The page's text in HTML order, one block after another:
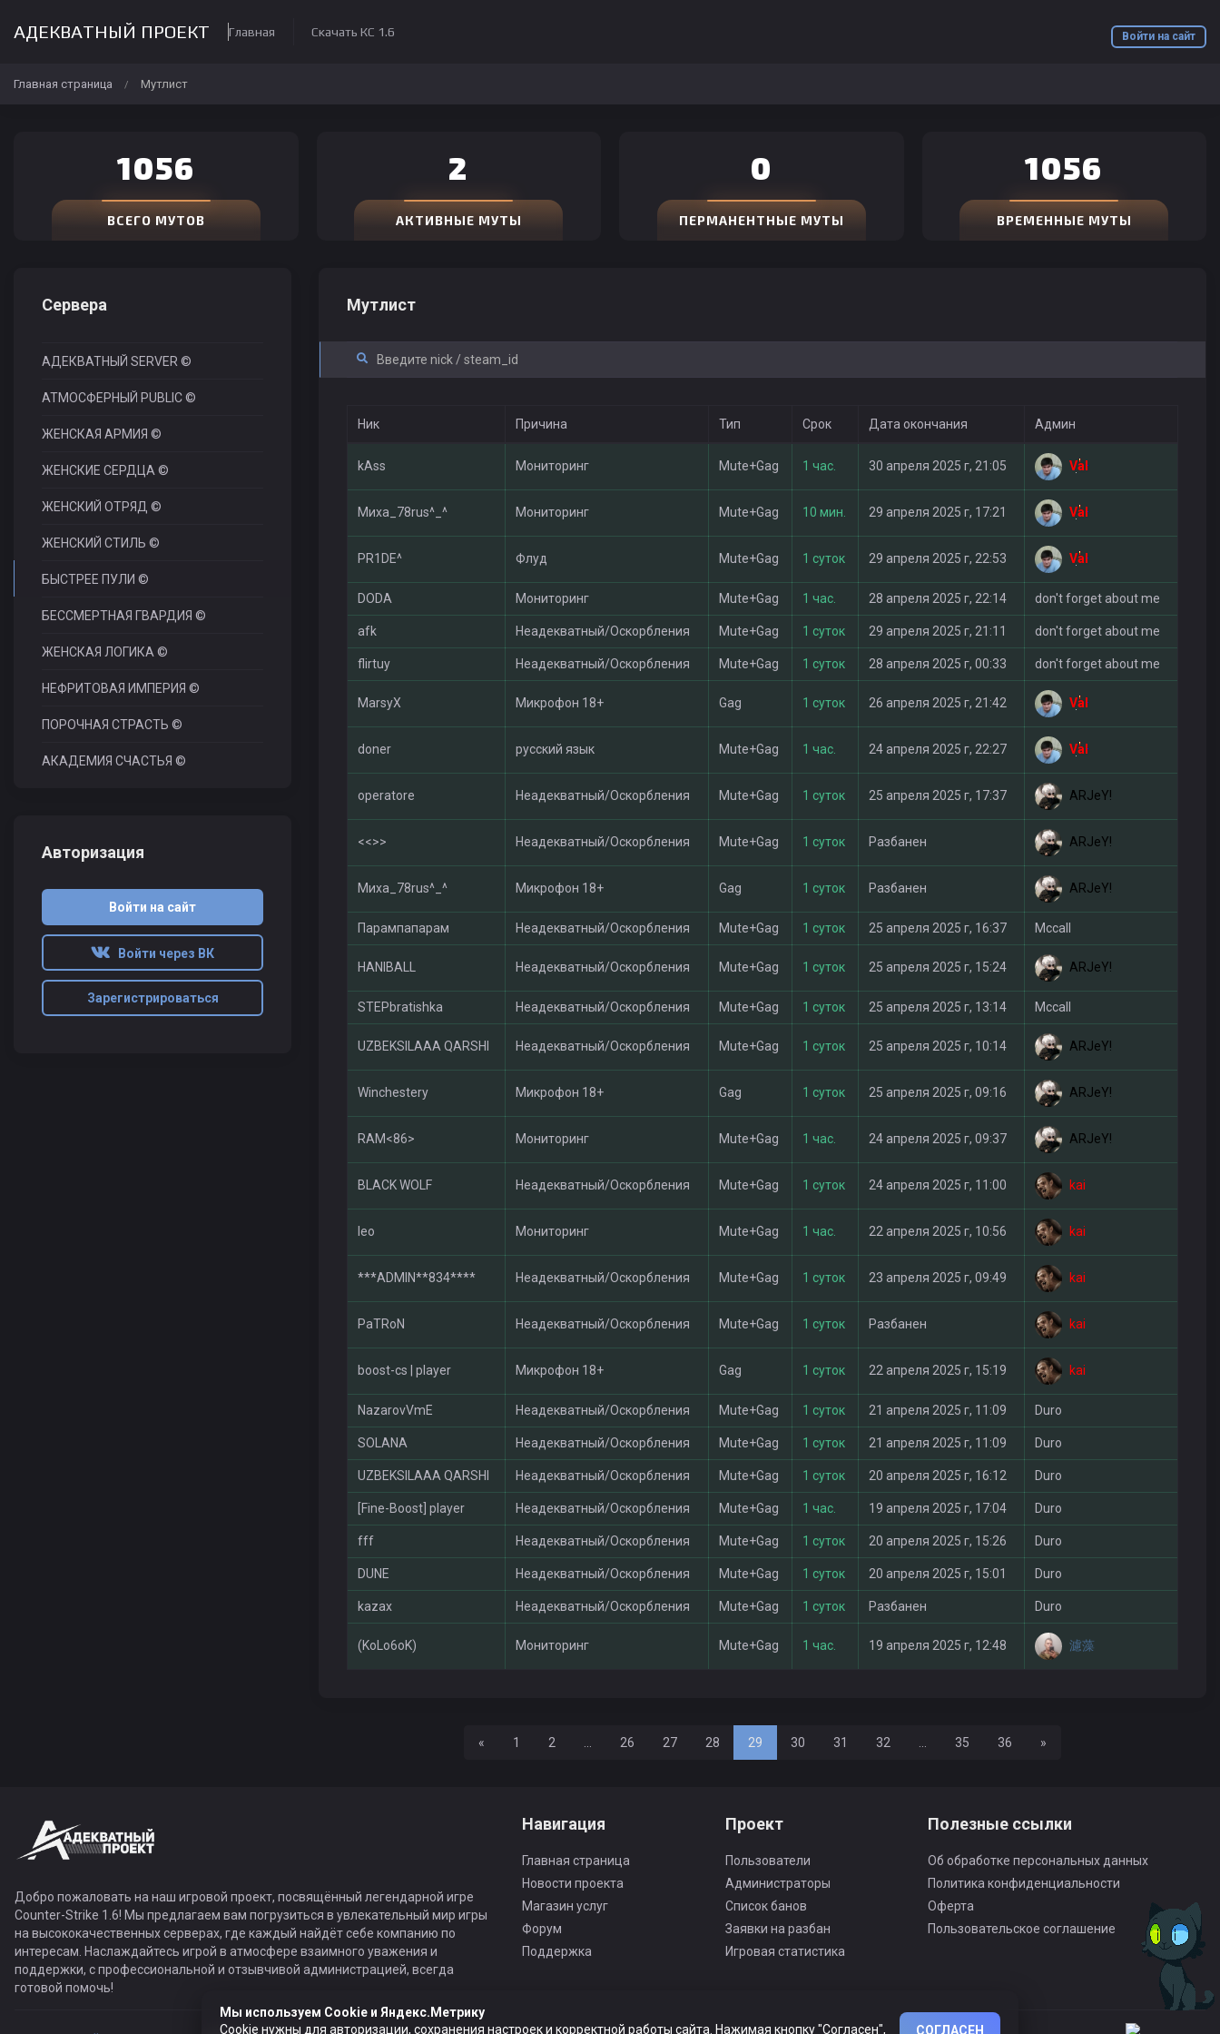
Войти на сайт
АДЕКВАТНЫЙ ПРОЕКТ Главная Скачать КС 1.6
Главная страница / Мутлист
1056
ВСЕГО МУТОВ
2
АКТИВНЫЕ МУТЫ
0
ПЕРМАНЕНТНЫЕ МУТЫ
1056
ВРЕМЕННЫЕ МУТЫ
Мутлист
Ник Причина Тип Срок Дата окончания Админ
kAss Мониторинг Mute+Gag 1 час. 30 апреля 2025 г, 21:05 Val
Миха_78rus^_^ Мониторинг Mute+Gag 10 мин. 29 апреля 2025 г, 17:21 Val
PR1DE^ Флуд Mute+Gag 1 суток 29 апреля 2025 г, 22:53 Val
DODA Мониторинг Mute+Gag 1 час. 28 апреля 2025 г, 22:14 don't forget about me
afk Неадекватный/Оскорбления Mute+Gag 1 суток 29 апреля 2025 г, 21:11 don't forget about me
flirtuy Неадекватный/Оскорбления Mute+Gag 1 суток 28 апреля 2025 г, 00:33 don't forget about me
MarsyХ Микрофон 18+ Gag 1 суток 26 апреля 2025 г, 21:42 Val
doner русский язык Mute+Gag 1 час. 24 апреля 2025 г, 22:27 Val
operatore Неадекватный/Оскорбления Mute+Gag 1 суток 25 апреля 2025 г, 17:37 ARJeY!
<<>> Неадекватный/Оскорбления Mute+Gag 1 суток Разбанен ARJeY!
Миха_78rus^_^ Микрофон 18+ Gag 1 суток Разбанен ARJeY!
Парампапарам Неадекватный/Оскорбления Mute+Gag 1 суток 25 апреля 2025 г, 16:37 Mccall
HANIBALL Неадекватный/Оскорбления Mute+Gag 1 суток 25 апреля 2025 г, 15:24 ARJeY!
STEPbratishka Неадекватный/Оскорбления Mute+Gag 1 суток 25 апреля 2025 г, 13:14 Mccall
UZBEKSILAAA QARSHI Неадекватный/Оскорбления Mute+Gag 1 суток 25 апреля 2025 г, 10:14 ARJeY!
Winchestery Микрофон 18+ Gag 1 суток 25 апреля 2025 г, 09:16 ARJeY!
RAM<86> Мониторинг Mute+Gag 1 час. 24 апреля 2025 г, 09:37 ARJeY!
BLACK WOLF Неадекватный/Оскорбления Mute+Gag 1 суток 24 апреля 2025 г, 11:00 kai
leo Мониторинг Mute+Gag 1 час. 22 апреля 2025 г, 10:56 kai
***ADMIN**834**** Неадекватный/Оскорбления Mute+Gag 1 суток 23 апреля 2025 г, 09:49 kai
PaTRoN Неадекватный/Оскорбления Mute+Gag 1 суток Разбанен kai
boost-cs | player Микрофон 18+ Gag 1 суток 22 апреля 2025 г, 15:19 kai
NazarovVmE Неадекватный/Оскорбления Mute+Gag 1 суток 21 апреля 2025 г, 11:09 Duro
SOLANA Неадекватный/Оскорбления Mute+Gag 1 суток 21 апреля 2025 г, 11:09 Duro
UZBEKSILAAA QARSHI Неадекватный/Оскорбления Mute+Gag 1 суток 20 апреля 2025 г, 16:12 Duro
[Fine-Boost] player Неадекватный/Оскорбления Mute+Gag 1 час. 19 апреля 2025 г, 17:04 Duro
fff Неадекватный/Оскорбления Mute+Gag 1 суток 20 апреля 2025 г, 15:26 Duro
DUNE Неадекватный/Оскорбления Mute+Gag 1 суток 20 апреля 2025 г, 15:01 Duro
kazax Неадекватный/Оскорбления Mute+Gag 1 суток Разбанен Duro
(KoLo6oK) Мониторинг Mute+Gag 1 час. 19 апреля 2025 г, 12:48 濾藻
« Назад1 2 26 27 28 29 30 31 32 35 36 »
Сервера
АДЕКВАТНЫЙ SERVER ©
АТМОСФЕРНЫЙ PUBLIC ©
ЖЕНСКАЯ АРМИЯ ©
ЖЕНСКИЕ СЕРДЦА ©
ЖЕНСКИЙ ОТРЯД ©
ЖЕНСКИЙ СТИЛЬ ©
БЫСТРЕЕ ПУЛИ ©
БЕССМЕРТНАЯ ГВАРДИЯ ©
ЖЕНСКАЯ ЛОГИКА ©
НЕФРИТОВАЯ ИМПЕРИЯ ©
ПОРОЧНАЯ СТРАСТЬ ©
АКАДЕМИЯ СЧАСТЬЯ ©
Авторизация
Войти на сайт
Войти через ВК
Зарегистрироваться
Добро пожаловать на наш игровой проект, посвящённый легендарной игре
Counter-Strike 1.6! Мы предлагаем вам погрузиться в увлекательный мир игры
на высококачественных серверах, где каждый найдёт себе компанию по
интересам. Наслаждайтесь игрой в атмосфере взаимного уважения и
поддержки, с профессиональной и отзывчивой администрацией, всегда
готовой помочь!
Навигация
Главная страница
Новости проекта
Магазин услуг
Форум
Поддержка
Проект
Пользователи
Администраторы
Список банов
Заявки на разбан
Игровая статистика
Полезные ссылки
Об обработке персональных данных
Политика конфиденциальности
Оферта
Пользовательское соглашение
Мы используем Cookie и Яндекс.Метрику
Cookie нужны для авторизации, сохранения настроек и корректной работы сайта. Нажимая кнопку "Согласен",
СОГЛАСЕН